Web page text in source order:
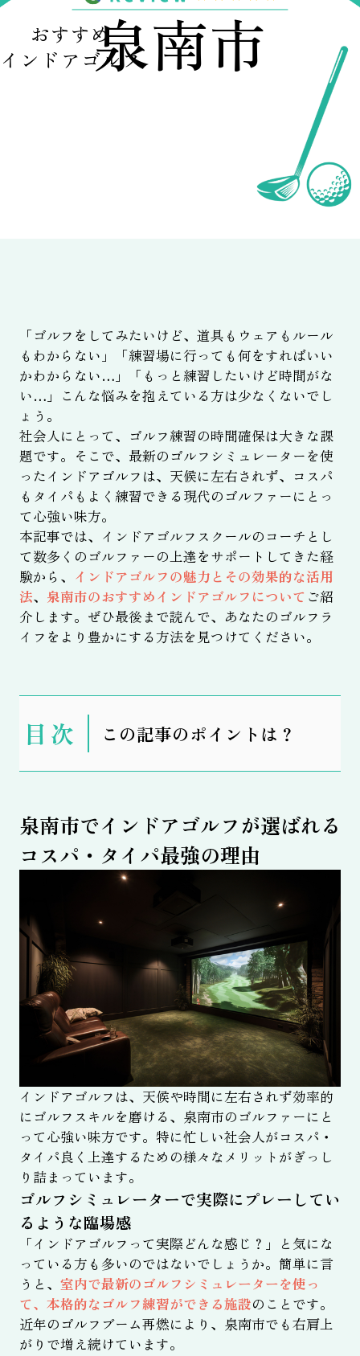
泉南市
おすすめ
インドアゴルフ
「ゴルフをしてみたいけど、道具もウェアもルール
もわからない」「練習場に行っても何をすればいい
かわからない…」「もっと練習したいけど時間がな
い…」こんな悩みを抱えている方は少なくないでし
ょう。
社会人にとって、ゴルフ練習の時間確保は大きな課
題です。そこで、最新のゴルフシミュレーターを使
ったインドアゴルフは、天候に左右されず、コスパ
もタイパもよく練習できる現代のゴルファーにとっ
て心強い味方。
本記事では、インドアゴルフスクールのコーチとし
て数多くのゴルファーの上達をサポートしてきた経
験から、 インドアゴルフの魅力とその効果的な活用
法、 泉南市のおすすめインドアゴルフについて ご紹
介します。ぜひ最後まで読んで、あなたのゴルフラ
イフをより豊かにする方法を見つけてください。
この記事のポイントは？
表
示
泉南市でインドアゴルフが選ばれる
コスパ・タイパ最強の理由
インドアゴルフは、天候や時間に左右されず効率的
にゴルフスキルを磨ける、泉南市のゴルファーにと
って心強い味方です。特に忙しい社会人がコスパ・
タイパ良く上達するための様々なメリットがぎっし
り詰まっています。
ゴルフシミュレーターで実際にプレーしてい
るような臨場感
「インドアゴルフって実際どんな感じ？」と気にな
っている方も多いのではないでしょうか。簡単に言
うと、 室内で最新のゴルフシミュレーターを使っ
て、本格的なゴルフ練習ができる施設のことです。
近年のゴルフブーム再燃により、泉南市でも右肩上
がりで増え続けています。